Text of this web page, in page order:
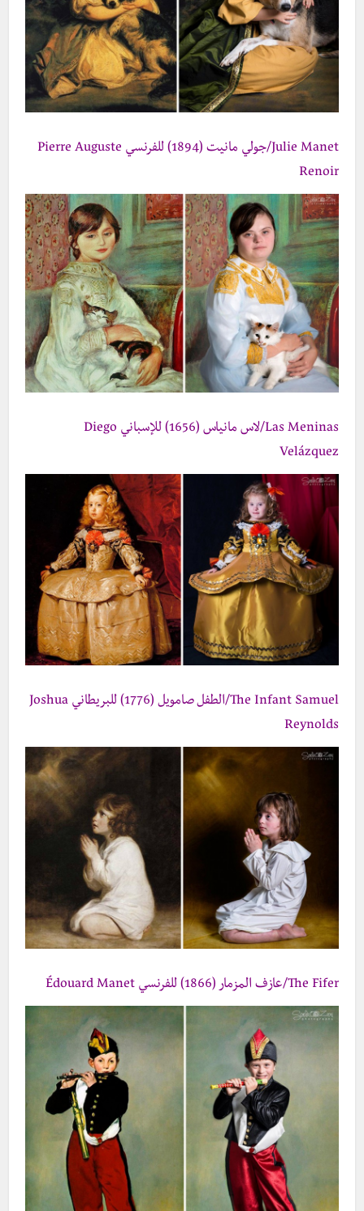
Julie Manet/جولي مانيت (1894) للفرنسي Pierre Auguste
Renoir
Las Meninas/لاس مانياس (1656) للإسباني Diego
Velázquez
The Infant Samuel/الطفل صامويل (1776) للبريطاني Joshua
Reynolds
The Fifer/عازف المزمار (1866) للفرنسي Édouard Manet